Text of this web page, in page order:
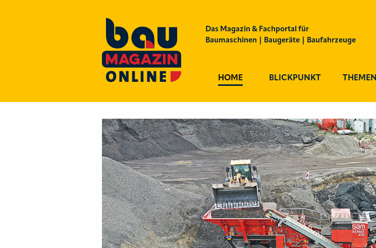
Das Magazin & Fachportal für
Baumaschinen | Baugeräte | Baufahrzeuge
HOME BLICKPUNKT THEMEN